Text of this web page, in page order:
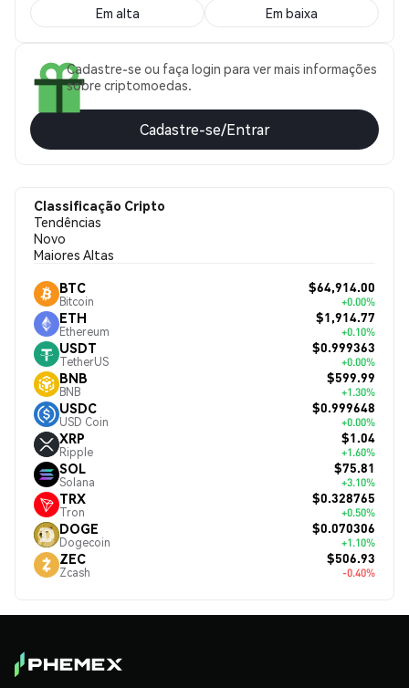
Em alta Em baixa
Cadastre-se ou faça login para ver mais informações
sobre criptomoedas.
Cadastre-se/Entrar
Classificação Cripto
Tendências
Novo
Maiores Altas
BTC
Bitcoin
$64,914.00
+0.00%
ETH
Ethereum
$1,914.77
+0.10%
USDT
TetherUS
$0.999363
+0.00%
BNB
BNB
$599.99
+1.30%
USDC
USD Coin
$0.999648
+0.00%
XRP
Ripple
$1.04
+1.60%
SOL
Solana
$75.81
+3.10%
TRX
Tron
$0.328765
+0.50%
DOGE
Dogecoin
$0.070306
+1.10%
ZEC
Zcash
$506.93
-0.40%